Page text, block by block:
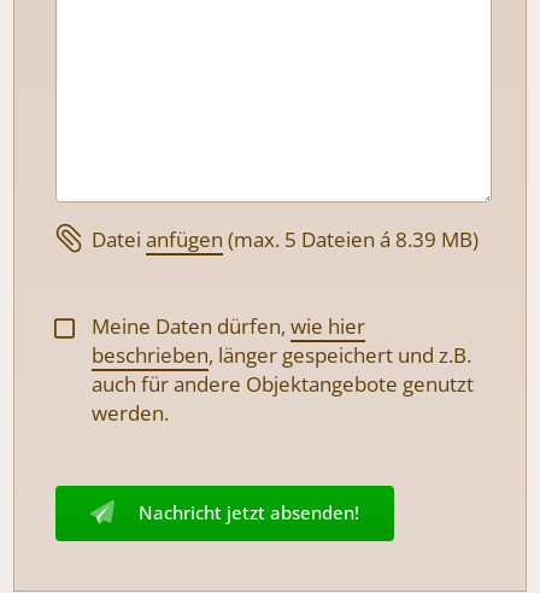
Datei anfügen (max. 5 Dateien á 8.39 MB)
Meine Daten dürfen, wie hier
beschrieben, länger gespeichert und z.B.
auch für andere Objektangebote genutzt
werden.
Nachricht jetzt absenden!